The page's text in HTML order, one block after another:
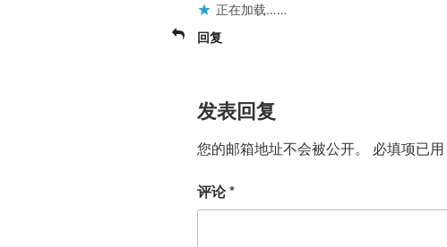
正在加载……
回复
发表回复
您的邮箱地址不会被公开。 必填项已用
评论*